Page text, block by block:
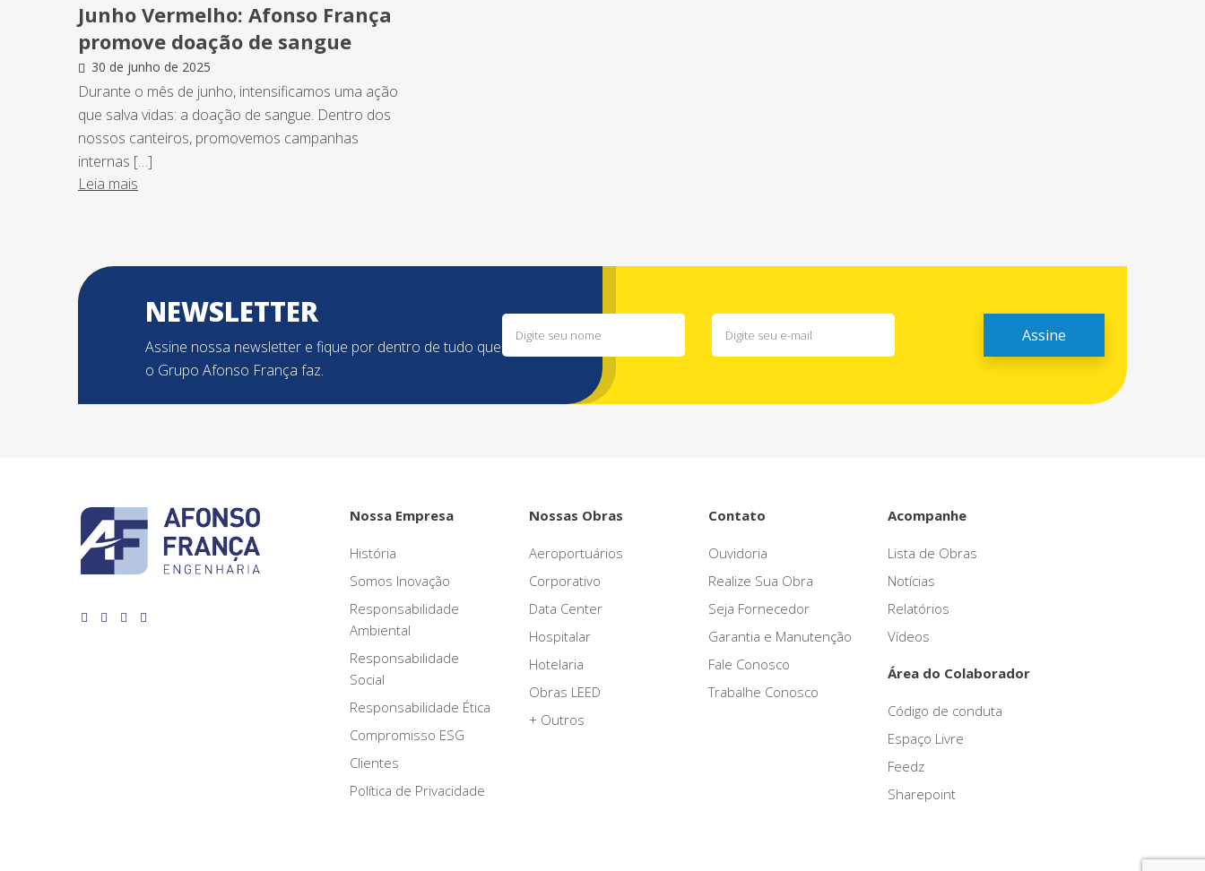
Junho Vermelho: Afonso França
promove doação de sangue
30 de junho de 2025
Durante o mês de junho, intensificamos uma ação
que salva vidas: a doação de sangue. Dentro dos
nossos canteiros, promovemos campanhas
internas […]
Leia mais
NEWSLETTER
Assine nossa newsletter e fique por dentro de tudo que
o Grupo Afonso França faz.
Nossa Empresa
História
Somos Inovação
Responsabilidade
Ambiental
Responsabilidade
Social
Responsabilidade Ética
Compromisso ESG
Clientes
Política de Privacidade
Nossas Obras
Aeroportuários
Corporativo
Data Center
Hospitalar
Hotelaria
Obras LEED
+ Outros
Contato
Ouvidoria
Realize Sua Obra
Seja Fornecedor
Garantia e Manutenção
Fale Conosco
Trabalhe Conosco
Acompanhe
Lista de Obras
Notícias
Relatórios
Vídeos
Área do Colaborador
Código de conduta
Espaço Livre
Feedz
Sharepoint